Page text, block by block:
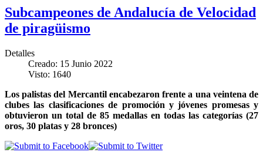
Subcampeones de Andalucía de Velocidad
de piragüismo
Detalles
Creado: 15 Junio 2022
Visto: 1640
Los palistas del Mercantil encabezaron frente a una veintena de
clubeslas clasificaciones de promoción y jóvenes promesas y
obtuvieron un total de 85 medallas en todas las categorías (27
oros, 30 platas y 28 bronces)